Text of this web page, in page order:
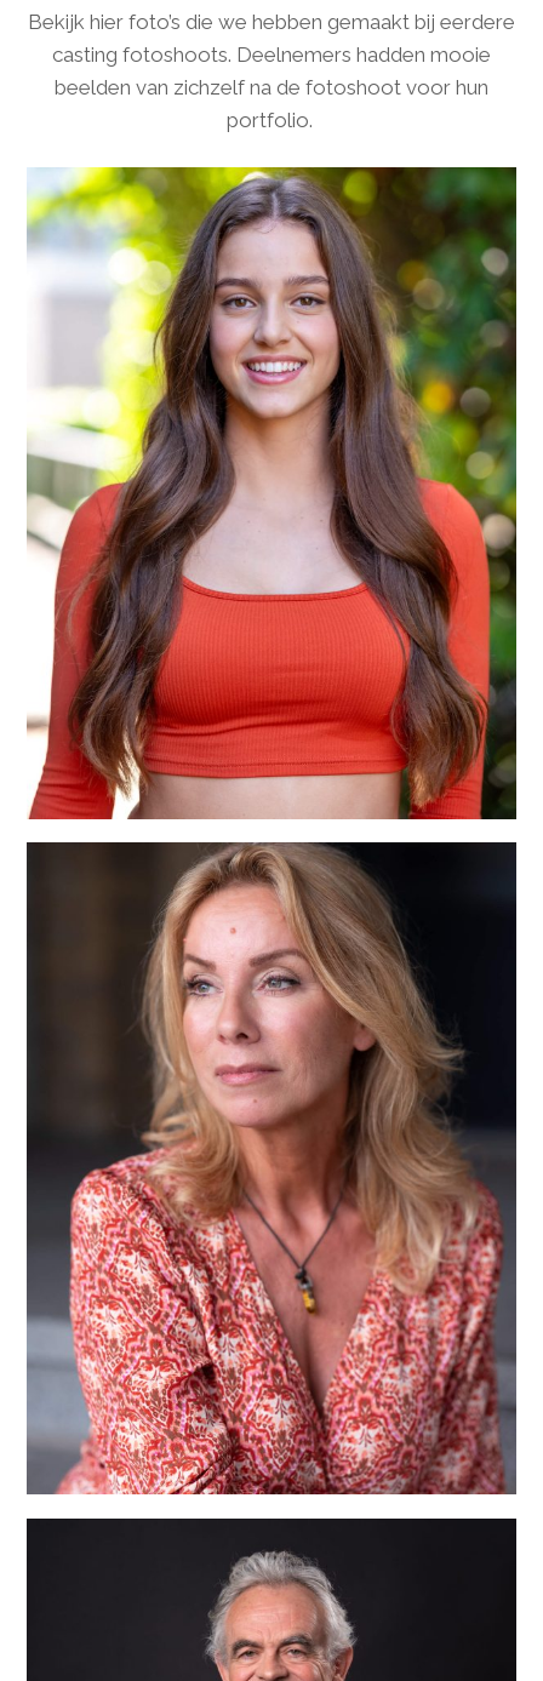
Bekijk hier foto’s die we hebben gemaakt bij eerdere
casting fotoshoots. Deelnemers hadden mooie
beelden van zichzelf na de fotoshoot voor hun
portfolio.